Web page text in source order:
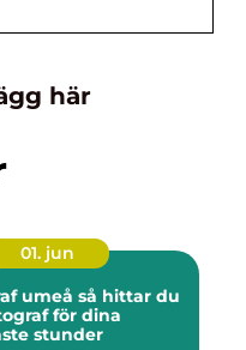
här
01. jun
så hittar du
för dina
stunder